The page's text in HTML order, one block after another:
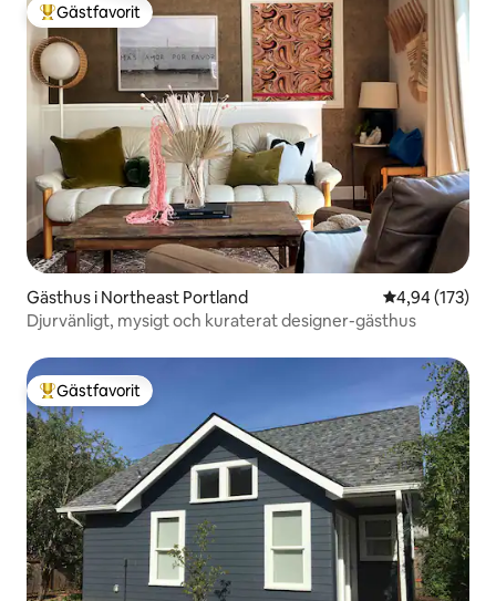
Populär gästfavorit
Gästfavorit
Gästhus i Northeast Portland 4,94 av 5 i
4,94 (173)
Djurvänligt, mysigt och kuraterat designer-gästhus
Populär gästfavorit
Gästfavorit